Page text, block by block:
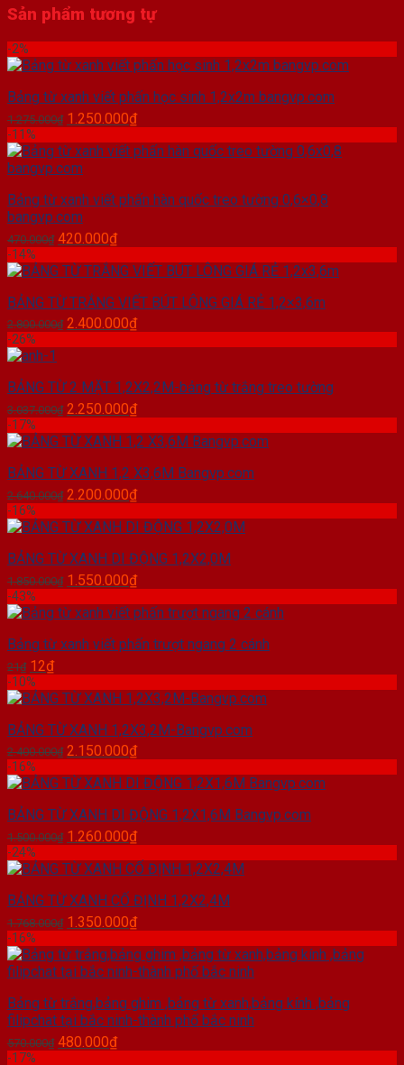
Sản phẩm tương tự
-2%
Bảng từ xanh viết phấn học sinh 1,2x2m bangvp.com
1.275.000₫ Giá
là:
1.275.000₫.
1.250.000₫Giá
tại
-11%
Bảng từ xanh viết phấn hàn quốc treo tường 0,6×0,8
bangvp.com
470.000₫ Giá
là:
420.000₫Giá
tại
420.000₫.
-14%
BẢNG TỪ TRẮNG VIẾT BÚT LÔNG GIÁ RẺ 1,2×3,6m
2.800.000₫ Giá
2.400.000₫Giá
2.400.000₫.
-26%
BẢNG TỪ 2 MẶT 1,2X2,2M-bảng từ trắng treo tường
3.037.000₫ Giá
là:
2.250.000₫Giá
tại
2.250.000₫.
-17%
BẢNG TỪ XANH 1,2 X3,6M Bangvp.com
2.640.000₫ Giá
là:
2.200.000₫Giá
tại
2.200.000₫.
-16%
BẢNG TỪ XANH DI ĐỘNG 1,2X2,0M
1.850.000₫ Giá
là:
1.550.000₫Giá
tại
1.550.000₫.
-43%
Bảng từ xanh viết phấn trượt ngang 2 cánh
21₫ Giá
gốc
là:
12₫Giá
tại
12₫.
-10%
BẢNG TỪ XANH 1,2X3,2M-Bangvp.com
2.400.000₫ Giá
là:
2.150.000₫Giá
tại
2.150.000₫.
-16%
BẢNG TỪ XANH DI ĐỘNG 1,2X1,6M Bangvp.com
1.500.000₫ Giá
là:
1.500.000₫.
1.260.000₫Giá
tại
1.260.000₫.
-24%
BẢNG TỪ XANH CỐ ĐỊNH 1,2X2,4M
1.768.000₫ Giá
là:
1.768.000₫.
1.350.000₫Giá
tại
là:
-16%
Bảng từ trắng,bảng ghim ,bảng từ xanh,bảng kính ,bảng
filipchat tại bắc ninh-thành phố bắc ninh
570.000₫ Giá
480.000₫Giá
-17%